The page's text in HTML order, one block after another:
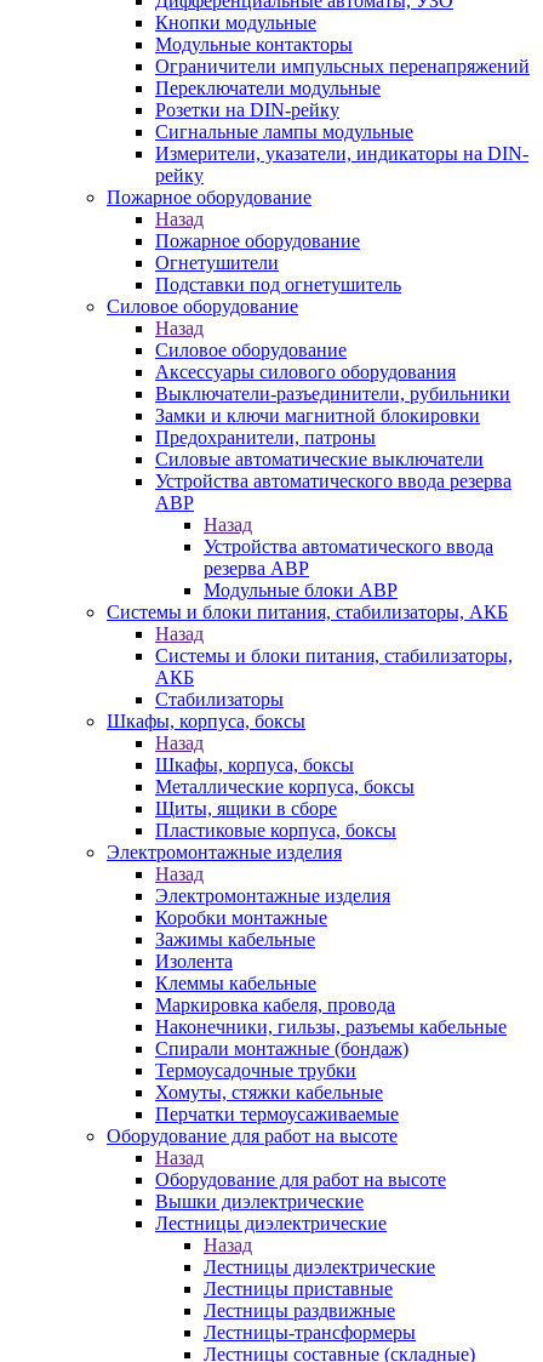
Кнопки модульные
Модульные контакторы
Ограничители импульсных перенапряжений
Переключатели модульные
Розетки на DIN-рейку
Сигнальные лампы модульные
Измерители, указатели, индикаторы на DIN-
рейку
Пожарное оборудование
Назад
Пожарное оборудование
Огнетушители
Подставки под огнетушитель
Силовое оборудование
Назад
Силовое оборудование
Аксессуары силового оборудования
Выключатели-разъединители, рубильники
Замки и ключи магнитной блокировки
Предохранители, патроны
Силовые автоматические выключатели
Устройства автоматического ввода резерва
АВР
Назад
Устройства автоматического ввода
резерва АВР
Модульные блоки АВР
Системы и блоки питания, стабилизаторы, АКБ
Назад
Системы и блоки питания, стабилизаторы,
АКБ
Стабилизаторы
Шкафы, корпуса, боксы
Назад
Шкафы, корпуса, боксы
Металлические корпуса, боксы
Щиты, ящики в сборе
Пластиковые корпуса, боксы
Электромонтажные изделия
Назад
Электромонтажные изделия
Коробки монтажные
Зажимы кабельные
Изолента
Клеммы кабельные
Маркировка кабеля, провода
Наконечники, гильзы, разъемы кабельные
Спирали монтажные (бондаж)
Термоусадочные трубки
Хомуты, стяжки кабельные
Перчатки термоусаживаемые
Оборудование для работ на высоте
Назад
Оборудование для работ на высоте
Вышки диэлектрические
Лестницы диэлектрические
Назад
Лестницы диэлектрические
Лестницы приставные
Лестницы раздвижные
Лестницы-трансформеры
Лестницы составные (складные)